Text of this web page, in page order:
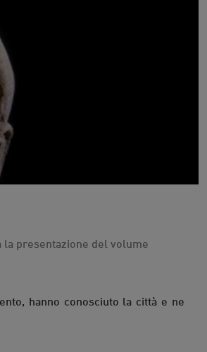
presentazione del volume
hanno conosciuto la città e ne